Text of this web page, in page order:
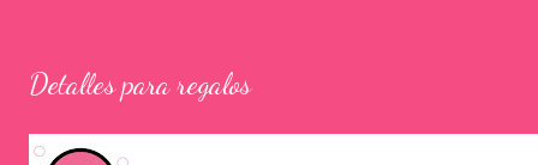
Detalles para regalos